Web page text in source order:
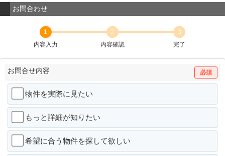
お問合わせ
1
内容入力
2
内容確認
3
完了
お問合せ内容 必須
物件を実際に見たい
もっと詳細が知りたい
希望に合う物件を探して欲しい